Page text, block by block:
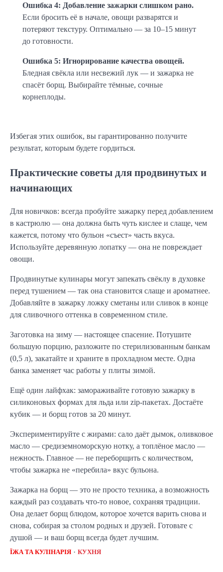
Ошибка 4: Добавление зажарки слишком рано.
Если бросить её в начале, овощи разварятся и
потеряют текстуру. Оптимально — за 10–15 минут
до готовности.
Ошибка 5: Игнорирование качества овощей.
Бледная свёкла или несвежий лук — и зажарка не
спасёт борщ. Выбирайте тёмные, сочные
корнеплоды.
Избегая этих ошибок, вы гарантированно получите
результат, которым будете гордиться.
Практические советы для продвинутых и
начинающих
Для новичков: всегда пробуйте зажарку перед добавлением
в кастрюлю — она должна быть чуть кислее и слаще, чем
кажется, потому что бульон «съест» часть вкуса.
Используйте деревянную лопатку — она не повреждает
овощи.
Продвинутые кулинары могут запекать свёклу в духовке
перед тушением — так она становится слаще и ароматнее.
Добавляйте в зажарку ложку сметаны или сливок в конце
для сливочного оттенка в современном стиле.
Заготовка на зиму — настоящее спасение. Потушите
большую порцию, разложите по стерилизованным банкам
(0,5 л), закатайте и храните в прохладном месте. Одна
банка заменяет час работы у плиты зимой.
Ещё один лайфхак: замораживайте готовую зажарку в
силиконовых формах для льда или zip-пакетах. Достаёте
кубик — и борщ готов за 20 минут.
Экспериментируйте с жирами: сало даёт дымок, оливковое
масло — средиземноморскую нотку, а топлёное масло —
нежность. Главное — не переборщить с количеством,
чтобы зажарка не «перебила» вкус бульона.
Зажарка на борщ — это не просто техника, а возможность
каждый раз создавать что-то новое, сохраняя традиции.
Она делает борщ блюдом, которое хочется варить снова и
снова, собирая за столом родных и друзей. Готовьте с
душой — и ваш борщ всегда будет лучшим.
ЇЖА ТА КУЛІНАРІЯ КУХНЯ